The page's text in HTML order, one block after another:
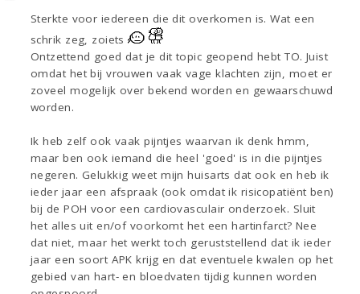
Sterkte voor iedereen die dit overkomen is. Wat een
schrik zeg, zoiets
Ontzettend goed dat je dit topic geopend hebt TO. Juist
omdat het bij vrouwen vaak vage klachten zijn, moet er
zoveel mogelijk over bekend worden en gewaarschuwd
worden.
Ik heb zelf ook vaak pijntjes waarvan ik denk hmm,
maar ben ook iemand die heel 'goed' is in die pijntjes
negeren. Gelukkig weet mijn huisarts dat ook en heb ik
ieder jaar een afspraak (ook omdat ik risicopatiënt ben)
bij de POH voor een cardiovasculair onderzoek. Sluit
het alles uit en/of voorkomt het een hartinfarct? Nee
dat niet, maar het werkt toch geruststellend dat ik ieder
jaar een soort APK krijg en dat eventuele kwalen op het
gebied van hart- en bloedvaten tijdig kunnen worden